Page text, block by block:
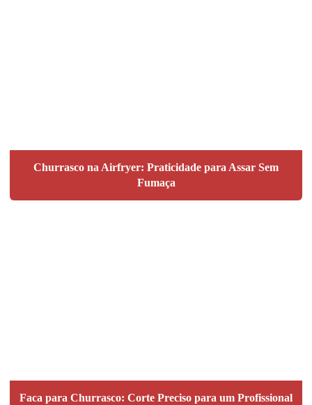
Churrasco na Airfryer: Praticidade para Assar Sem
Fumaça
Faca para Churrasco: Corte Preciso para um Profissional